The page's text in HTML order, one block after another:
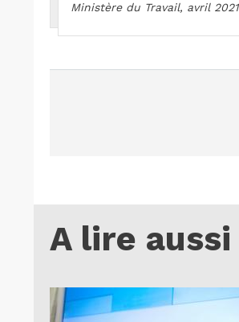
Ministère du Travail, avril 2021
A lire aussi